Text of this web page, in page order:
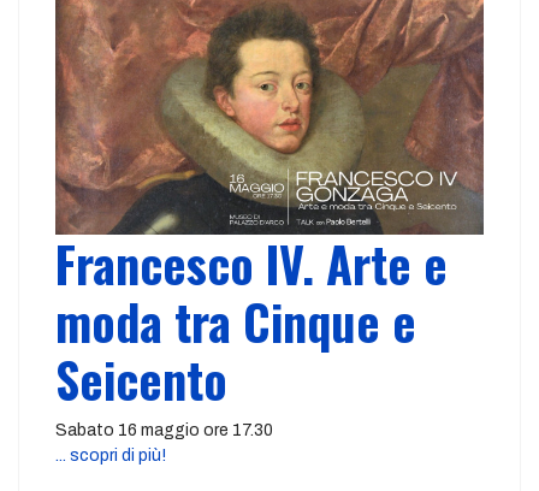
Francesco IV. Arte e
moda tra Cinque e
Seicento
Sabato 16 maggio ore 17.30
... scopri di più!